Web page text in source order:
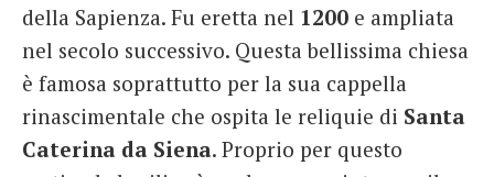
della Sapienza. Fu eretta nel 1200 e ampliata
nel secolo successivo. Questa bellissima chiesa
è famosa soprattutto per la sua cappella
rinascimentale che ospita le reliquie di Santa
Caterina da Siena. Proprio per questo